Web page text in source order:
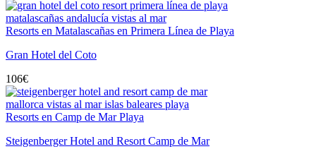
Resorts en Matalascañas en Primera Línea de Playa
Gran Hotel del Coto
106€
Resorts en Camp de Mar Playa
Steigenberger Hotel and Resort Camp de Mar